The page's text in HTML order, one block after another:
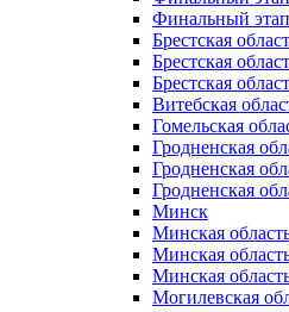
Финальный
Брестская
Брестская
Брестская
Витебская
Гомельская
Гродненская
Гродненская
Гродненская
Минск
Минская
Минская
Минская
Могилевская